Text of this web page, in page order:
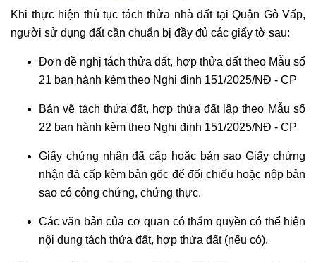
Khi thực hiện thủ tục tách thửa nhà đất tại Quận Gò Vấp,
người sử dụng đất cần chuẩn bị đầy đủ các giấy tờ sau:
Đơn đề nghị tách thửa đất, hợp thửa đất theo Mẫu số
21 ban hành kèm theo Nghị định 151/2025/NĐ - CP
Bản vẽ tách thửa đất, hợp thửa đất lập theo Mẫu số
22 ban hành kèm theo Nghị định 151/2025/NĐ - CP
Giấy chứng nhận đã cấp hoặc bản sao Giấy chứng
nhận đã cấp kèm bản gốc để đối chiếu hoặc nộp bản
sao có công chứng, chứng thực.
Các văn bản của cơ quan có thẩm quyền có thể hiện
nội dung tách thửa đất, hợp thửa đất (nếu có).